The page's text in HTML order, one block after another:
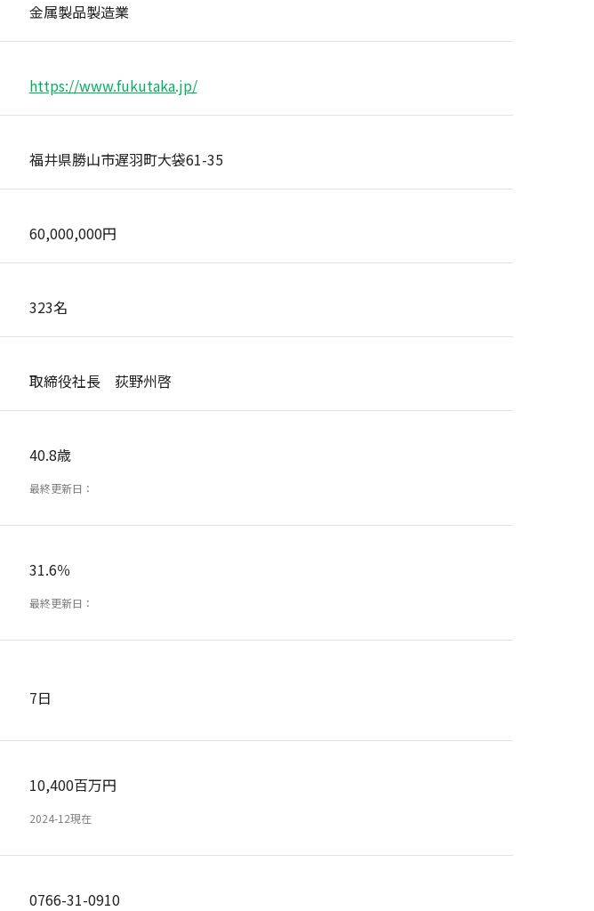
金属製品製造業
https://www.fukutaka.jp/
福井県勝山市遅羽町大袋61-35
60,000,000円
323名
取締役社長 荻野州啓
40.8歳
最終更新日：
31.6％
最終更新日：
7日
10,400百万円
2024-12現在
0766-31-0910